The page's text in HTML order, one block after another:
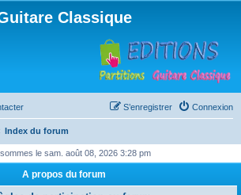
Classique
Connexion
S’enregistrer
Index du forum
le sam. août 08, 2026 3:28 pm
A propos du forum